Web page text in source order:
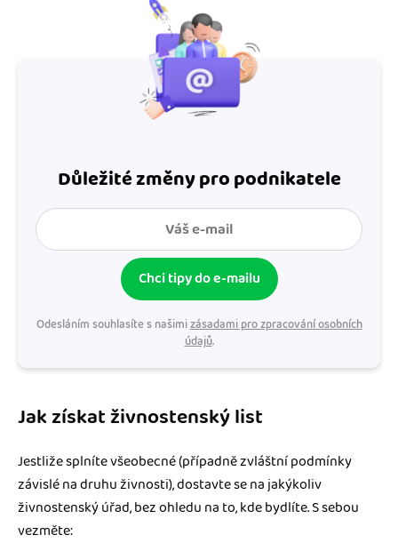
Důležité změny pro podnikatele
Chci tipy do e-mailu
Odesláním souhlasíte s našimizásadami pro zpracování osobních
údajů.
Jak získat živnostenský list
Jestliže splníte všeobecné (případně zvláštní podmínky
závislé na druhu živnosti), dostavte se na jakýkoliv
živnostenský úřad, bez ohledu na to, kde bydlíte. S sebou
vezměte: